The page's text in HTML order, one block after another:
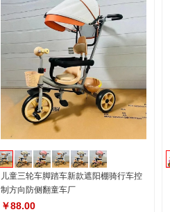
儿童三轮车脚踏车新款遮阳棚骑行车控
制方向防侧翻童车厂
￥88.00